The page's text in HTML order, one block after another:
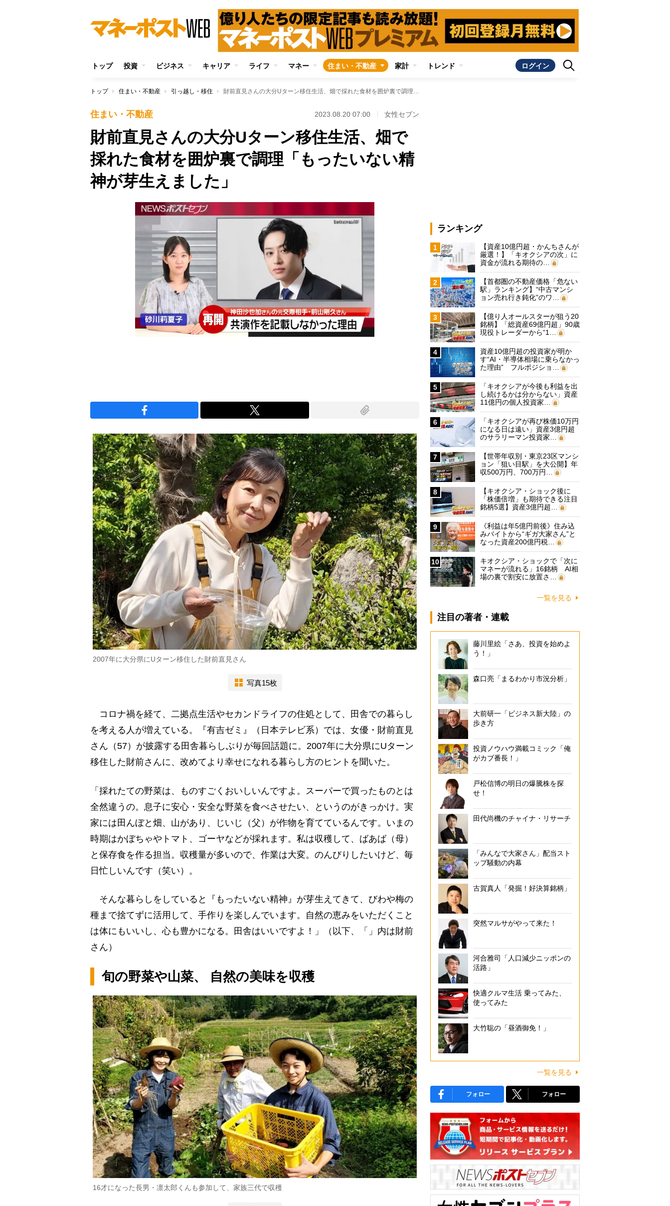
トップ 投資 ビジネス キャリア ライフ マネー 住まい・不動産 家計 トレンド ログイン
トップ 住まい・不動産 引っ越し・移住 財前直見さんの大分Uターン移住生活、畑で採れた食材を囲炉裏で調理「もったいない精神が芽生えました」
住まい・不動産 2023.08.20 07:00 女性セブン
財前直見さんの大分Uターン移住生活、畑で
採れた食材を囲炉裏で調理「もったいない精
神が芽生えました」
2007年に大分県にUターン移住した財前直見さん
写真15枚
コロナ禍を経て、二拠点生活やセカンドライフの住処として、田舎での暮らし
を考える人が増えている。『有吉ゼミ』（日本テレビ系）では、女優・財前直見
さん（57）が披露する田舎暮らしぶりが毎回話題に。2007年に大分県にUターン
移住した財前さんに、改めてより幸せになれる暮らし方のヒントを聞いた。
「採れたての野菜は、ものすごくおいしいんですよ。スーパーで買ったものとは
全然違うの。息子に安心・安全な野菜を食べさせたい、というのがきっかけ。実
家には田んぼと畑、山があり、じいじ（父）が作物を育てているんです。いまの
時期はかぼちゃやトマト、ゴーヤなどが採れます。私は収穫して、ばあば（母）
と保存食を作る担当。収穫量が多いので、作業は大変。のんびりしたいけど、毎
日忙しいんです（笑い）。
そんな暮らしをしていると『もったいない精神』が芽生えてきて、びわや梅の
種まで捨てずに活用して、手作りを楽しんでいます。自然の恵みをいただくこと
は体にもいいし、心も豊かになる。田舎はいいですよ！」（以下、「」内は財前
さん）
旬の野菜や山菜、 自然の美味を収穫
16才になった長男・凛太郎くんも参加して、家族三代で収穫
ランキング
1
【資産10億円超・かんちさんが
厳選！】「キオクシアの次」に
資金が流れる期待の…
2
【首都圏の不動産価格「危ない
駅」ランキング】“中古マンシ
ョン売れ行き鈍化”のワ…
3
【億り人オールスターが狙う20
銘柄】「総資産69億円超」90歳
現役トレーダーから“1…
4
資産10億円超の投資家が明か
す“AI・半導体相場に乗らなかっ
た理由” フルポジショ…
5
「キオクシアが今後も利益を出
し続けるかは分からない」資産
11億円の個人投資家…
6
「キオクシアが再び株価10万円
になる日は遠い」資産3億円超
のサラリーマン投資家…
7
【世帯年収別・東京23区マンシ
ョン「狙い目駅」を大公開】年
収500万円、700万円…
8
【キオクシア・ショック後に
「株価倍増」も期待できる注目
銘柄5選】資産3億円超…
9
《利益は年5億円前後》住み込
みバイトから“ギガ大家さん”と
なった資産200億円税…
10
キオクシア・ショックで「次に
マネーが流れる」16銘柄 AI相
場の裏で割安に放置さ…
一覧を見る
注目の著者・連載
藤川里絵「さあ、投資を始めよ
う！」
森口亮「まるわかり市況分析」
大前研一「ビジネス新大陸」の
歩き方
投資ノウハウ満載コミック「俺
がカブ番長！」
戸松信博の明日の爆騰株を探
せ！
田代尚機のチャイナ・リサーチ
「みんなで大家さん」配当スト
ップ騒動の内幕
古賀真人「発掘！好決算銘柄」
突然マルサがやって来た！
河合雅司「人口減少ニッポンの
活路」
快適クルマ生活 乗ってみた、
使ってみた
大竹聡の「昼酒御免！」
一覧を見る
フォロー フォロー